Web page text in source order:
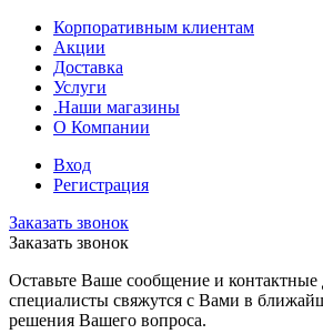
Корпоративным клиентам
Акции
Доставка
Услуги
.Наши магазины
О Компании
Вход
Регистрация
Заказать звонок
Заказать звонок
Оставьте Ваше сообщение и
специалисты свяжутся с Вами в
решения Вашего вопроса.